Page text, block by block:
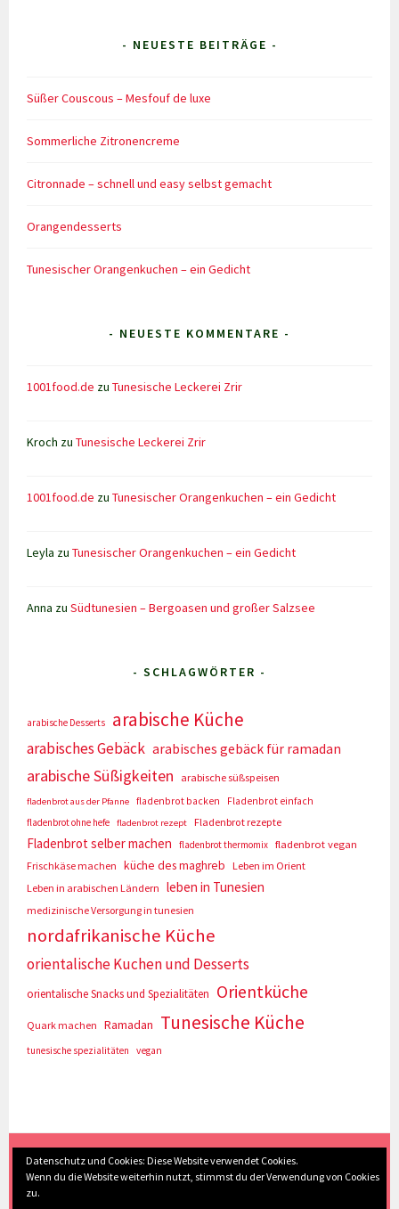
- NEUESTE BEITRÄGE -
Süßer Couscous – Mesfouf de luxe
Sommerliche Zitronencreme
Citronnade – schnell und easy selbst gemacht
Orangendesserts
Tunesischer Orangenkuchen – ein Gedicht
- NEUESTE KOMMENTARE -
1001food.de zuTunesische Leckerei Zrir
Kroch zuTunesische Leckerei Zrir
1001food.de zuTunesischer Orangenkuchen – ein Gedicht
Leyla zuTunesischer Orangenkuchen – ein Gedicht
Anna zuSüdtunesien – Bergoasen und großer Salzsee
- SCHLAGWÖRTER -
arabische Desserts arabische Küche
arabisches Gebäck arabisches gebäck für ramadan
arabische Süßigkeiten arabische süßspeisen
fladenbrot aus der Pfanne fladenbrot backen
Fladenbrot einfach
fladenbrot ohne hefe
fladenbrot rezept Fladenbrot rezepte
Fladenbrot selber machen fladenbrot thermomix fladenbrot vegan
Frischkäse machen
küche des maghreb
Leben im Orient
Leben in arabischen Ländern
leben in Tunesien
medizinische Versorgung in tunesien
nordafrikanische Küche
orientalische Kuchen und Desserts
orientalische Snacks und Spezialitäten Orientküche
Quark machen Ramadan Tunesische Küche
tunesische spezialitäten vegan
(c) Eva Seyberth|Home|Impressum/Datenschutz
Inhaltsverzeichnis|Kontakt|Nach Oben
Datenschutz und Cookies: Diese Website verwendet Cookies.
Wenn du die Website weiterhin nutzt, stimmst du der Verwendung von Cookies
zu.